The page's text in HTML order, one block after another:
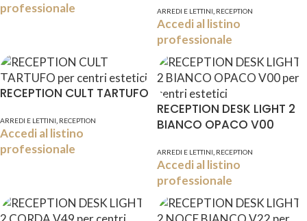
professionale
ARREDI E LETTINI RECEPTION
Accedi al listino
professionale
RECEPTION CULT TARTUFO
ARREDI E LETTINI RECEPTION
Accedi al listino
professionale
RECEPTION DESK LIGHT 2
BIANCO OPACO V00
ARREDI E LETTINI RECEPTION
Accedi al listino
professionale